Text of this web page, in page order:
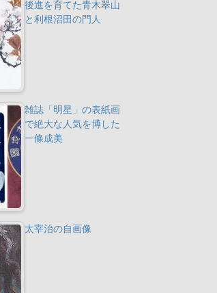
後進を育てた青木翠山
と利根沼田の門人
雑誌「明星」の表紙画
で絶大な人気を博した
一條成美
太宰治の自画像